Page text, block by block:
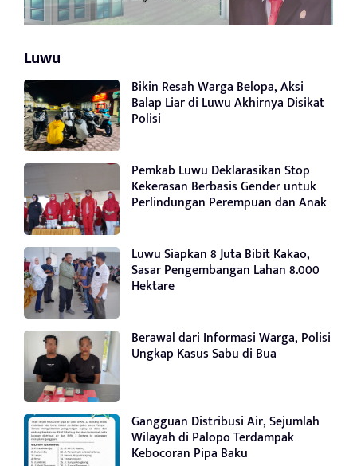
Luwu
Bikin Resah Warga Belopa, Aksi
Balap Liar di Luwu Akhirnya Disikat
Polisi
Pemkab Luwu Deklarasikan Stop
Kekerasan Berbasis Gender untuk
Perlindungan Perempuan dan Anak
Luwu Siapkan 8 Juta Bibit Kakao,
Sasar Pengembangan Lahan 8.000
Hektare
Berawal dari Informasi Warga, Polisi
Ungkap Kasus Sabu di Bua
Gangguan Distribusi Air, Sejumlah
Wilayah di Palopo Terdampak
Kebocoran Pipa Baku